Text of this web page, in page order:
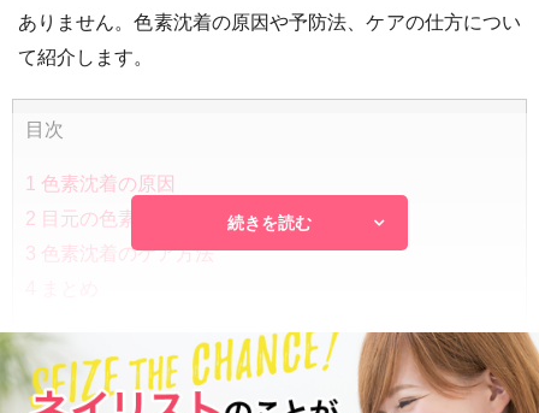
ありません。色素沈着の原因や予防法、ケアの仕方につい
て紹介します。
目次
1 色素沈着の原因
2 目元の色素沈着の予防法
3 色素沈着のケア方法
続きを読む